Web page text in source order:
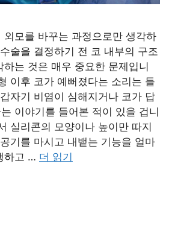
외모를 바꾸는 과정으로만 생각하
술을 결정하기 전 코 내부의 구조
하는 것은 매우 중요한 문제입니
이후 코가 예뻐졌다는 소리는 들
자기 비염이 심해지거나 코가 답
이야기를 들어본 적이 있을 겁니
실리콘의 모양이나 높이만 따지
기를 마시고 내뱉는 기능을 얼마
하고 … 더 읽기